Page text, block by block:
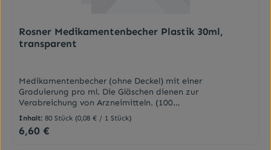
Rosner Medikamentenbecher Plastik 30ml,
transparent
Medikamentenbecher (ohne Deckel) mit einer
Graduierung pro ml. Die Gläschen dienen zur
Verabreichung von Arzneimitteln. (100
Stück)Fassungsvermögen des Einnahmebechers: 30 ml
Material des Einnahmebechers: Polypropylen Farbe:
transparent
Inhalt:80 Stück (0,08 € / 1 Stück)
Regulärer Preis:
6,60 €